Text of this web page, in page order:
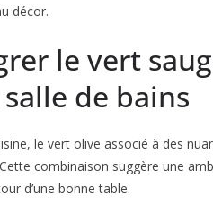
décor.
le vert
de bains
le vert olive associé à des
combinaison suggère une
d’une bonne table.